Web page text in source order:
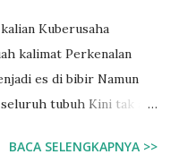
Kuberusaha
kalimat Perkenalan
es di bibir Namun
tubuh Kini tak ada
hari-hariku Kebersamaan
BACA SELENGKAPNYA >>